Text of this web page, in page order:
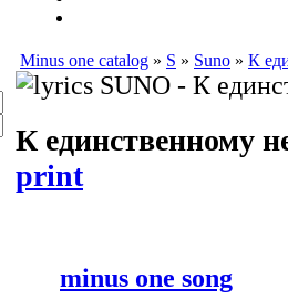
Minus one catalog » S » Suno » К
К единственному
print
minus one song